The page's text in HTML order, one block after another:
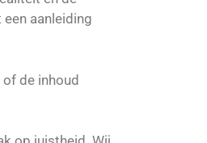
aanleiding
de inhoud